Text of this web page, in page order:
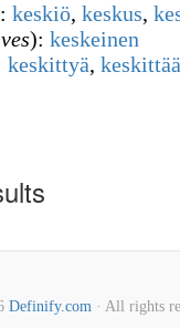
keskiö, keskus,
): keskeinen
keskittyä, keskittää
Definify.com· All rights